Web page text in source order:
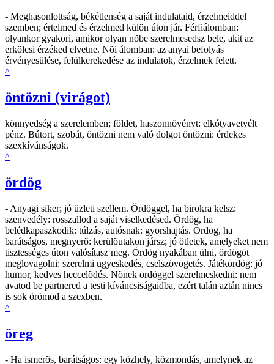
- Meghasonlottság, békétlenség a saját indulataid, érzelmeiddel
szemben; értelmed és érzelmed külön úton jár. Férfiálomban:
olyankor gyakori, amikor olyan nõbe szerelmesedsz bele, akit az
erkölcsi érzéked elvetne. Nõi álomban: az anyai befolyás
érvényesülése, felülkerekedése az indulatok, érzelmek felett.
^
öntözni (virágot)
könnyedség a szerelemben; földet, haszonnövényt: elkótyavetyélt
pénz. Bútort, szobát, öntözni nem való dolgot öntözni: érdekes
szexkívánságok.
^
ördög
- Anyagi siker; jó üzleti szellem. Ördöggel, ha birokra kelsz:
szenvedély: rosszallod a saját viselkedésed. Ördög, ha
belédkapaszkodik: túlzás, autósnak: gyorshajtás. Ördög, ha
barátságos, megnyerõ: kerülõutakon jársz; jó ötletek, amelyeket nem
tisztességes úton valósítasz meg. Ördög nyakában ülni, ördögöt
meglovagolni: szerelmi ügyeskedés, cselszövögetés. Játékördög: jó
humor, kedves heccelõdés. Nõnek ördöggel szerelmeskedni: nem
avatod be partnered a testi kíváncsiságaidba, ezért talán aztán nincs
is sok örömöd a szexben.
^
öreg
- Ha ismerõs, barátságos: egy közhely, közmondás, amelynek az